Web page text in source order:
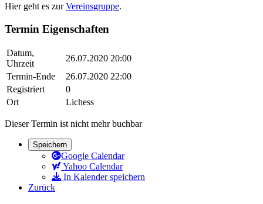
Hier geht es zurVereinsgruppe.
Termin Eigenschaften
Datum,
Uhrzeit
26.07.2020 20:00
Termin-Ende
26.07.2020 22:00
Registriert
0
Ort
Lichess
Dieser Termin ist nicht mehr buchbar
Speichern
Google Calendar
Yahoo Calendar
In Kalender speichern
Zurück